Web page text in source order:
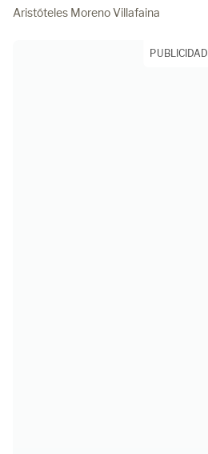
Aristóteles Moreno Villafaina
PUBLICIDAD